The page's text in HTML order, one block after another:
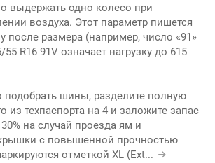
выдержать одно колесо при
воздуха. Этот параметр пишется
после размера (например, число «91»
R16 91V означает нагрузку до 615
подобрать шины, разделите полную
из техпаспорта на 4 и заложите запас
на случай проезда ям и
с повышенной прочностью
отметкой XL (Ext...